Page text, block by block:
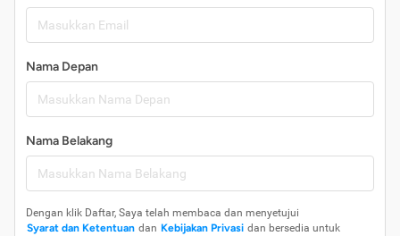
Nama Depan
Nama Belakang
Dengan klik Daftar, Saya telah membaca dan menyetujui
Syarat dan Ketentuan dan Kebijakan Privasi dan bersedia untuk